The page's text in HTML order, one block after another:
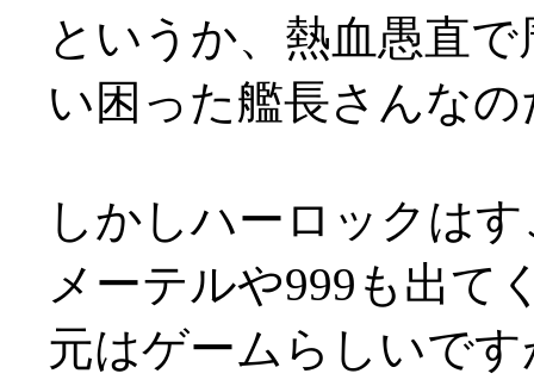
というか、熱血愚直
い困った艦長さんな
しかしハーロックは
メーテルや999も出て
元はゲームらしいで